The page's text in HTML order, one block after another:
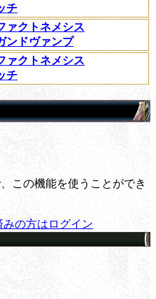
チ
ァクトネメシス
ンドヴァンプ
ァクトネメシス
チ
この機能を使うことができ
みの方はログイン